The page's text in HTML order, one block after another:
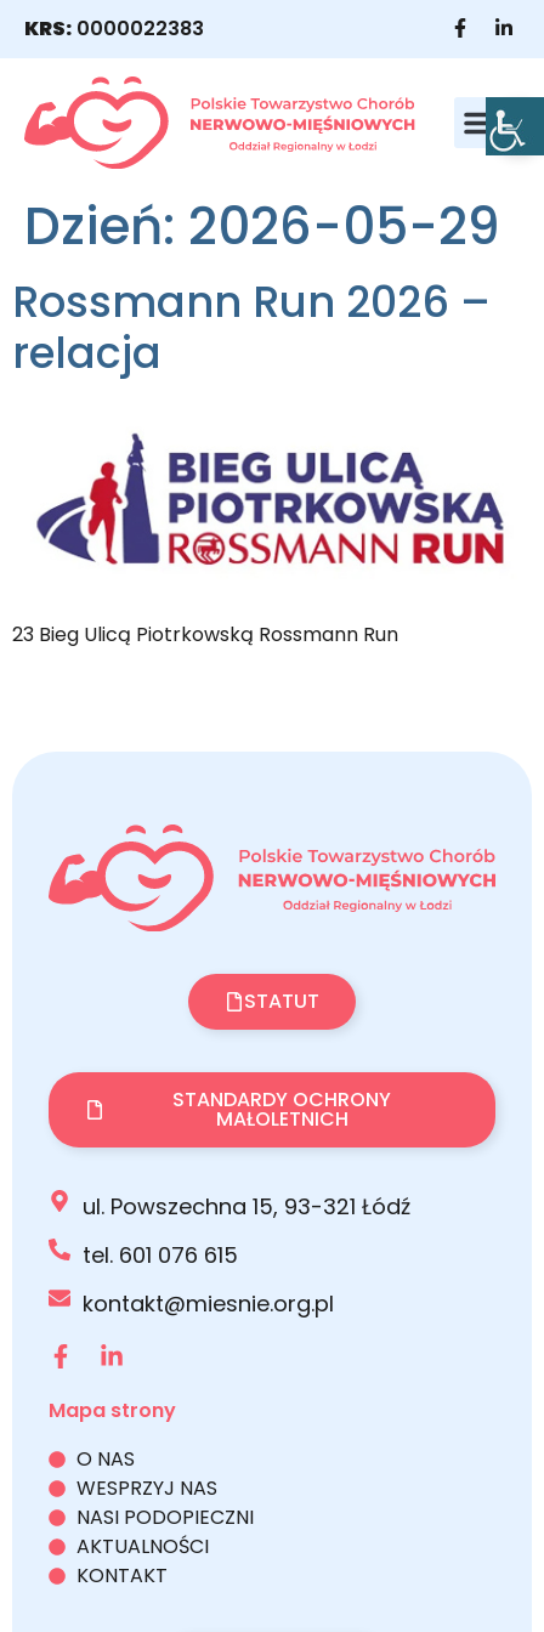
KRS: 0000022383
Dzień: 2026-05-29
Rossmann Run 2026 –
relacja
23 Bieg Ulicą Piotrkowską Rossmann Run
STATUT
STANDARDY OCHRONY
MAŁOLETNICH
ul. Powszechna 15, 93-321 Łódź
tel. 601 076 615
kontakt@miesnie.org.pl
Mapa strony
O NAS
WESPRZYJ NAS
NASI PODOPIECZNI
AKTUALNOŚCI
KONTAKT